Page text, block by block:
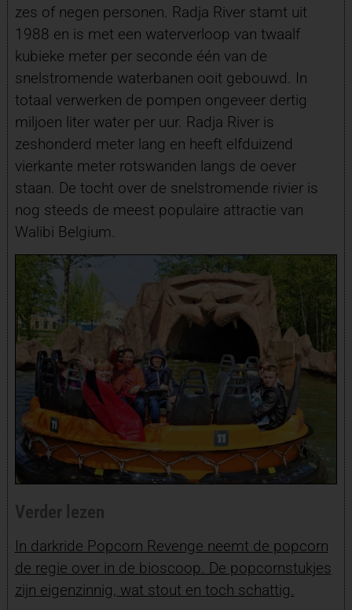
zes of negen personen. Radja River stamt uit
1988 en is met een waterverloop van twaalf
kubieke meter per seconde één van de
snelstromende waterbanen ooit gebouwd. In
totaal verwerken de pompen ongeveer dertig
miljoen liter water per uur. Radja River is
zeshonderd meter lang en heeft elfduizend
vierkante meter rotswanden langs de oever
staan. De tocht over de snelstromende rivier is
nog steeds de meest populaire attractie van
Walibi Belgium.
Verder lezen
In darkride Popcorn Revenge neemt de popcorn
de regie over in de bioscoop. De popcornstukjes
zijn eigenzinnig, wat stout en toch schattig.